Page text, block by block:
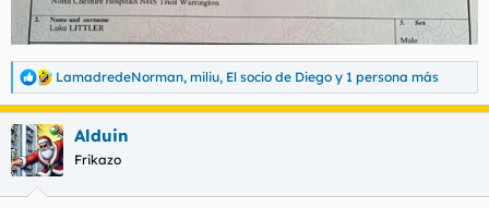
R
e
c
c
i
LamadredeNorman, miliu, El socio de Diego y 1 persona más
Alduin
Frikazo